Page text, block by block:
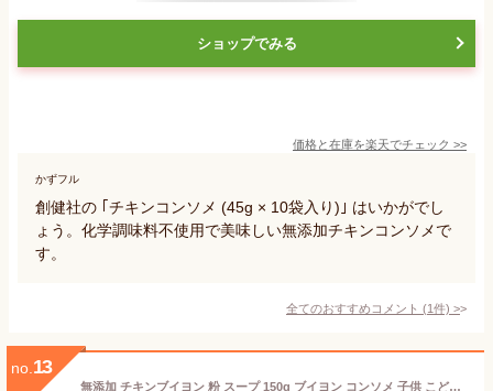
ショップでみる
価格と在庫を楽天でチェック >>
かずフル
創健社の ｢チキンコンソメ (45g × 10袋入り)｣ はいかがでし
ょう。化学調味料不使用で美味しい無添加チキンコンソメで
す。
全てのおすすめコメント (1件) >
no. 13
無添加 チキンブイヨン 粉 スープ 150g ブイヨン コンソメ 子供 こども 無塩 離乳食 鶏がら パウダー 調整 栄養 おすすめ 顆粒 カレー キャベツ 野菜 クラムチャウダー シチュー 洋食 リゾット 香煙 こうえん 送料無料 保存料無添加